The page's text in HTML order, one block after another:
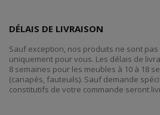
DÉLAIS DE LIVRAISON
Sauf exception, nos produits ne sont
uniquement pour vous. Les délais de
8 semaines pour les meubles à 10 à 18
(canapés, fauteuils). Sauf demande
constitutifs de votre commande seront